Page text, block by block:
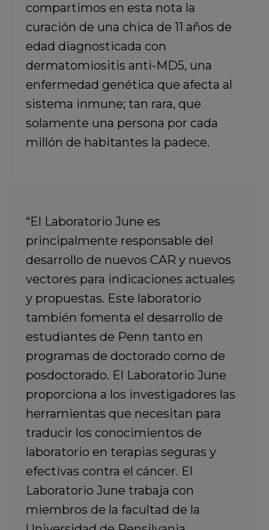
compartimos en esta nota la
curación de una chica de 11 años de
edad diagnosticada con
dermatomiositis anti-MD5, una
enfermedad genética que afecta al
sistema inmune; tan rara, que
solamente una persona por cada
millón de habitantes la padece.
“El Laboratorio June es
principalmente responsable del
desarrollo de nuevos CAR y nuevos
vectores para indicaciones actuales
y propuestas. Este laboratorio
también fomenta el desarrollo de
estudiantes de Penn tanto en
programas de doctorado como de
posdoctorado. El Laboratorio June
proporciona a los investigadores las
herramientas que necesitan para
traducir los conocimientos de
laboratorio en terapias seguras y
efectivas contra el cáncer. El
Laboratorio June trabaja con
miembros de la facultad de la